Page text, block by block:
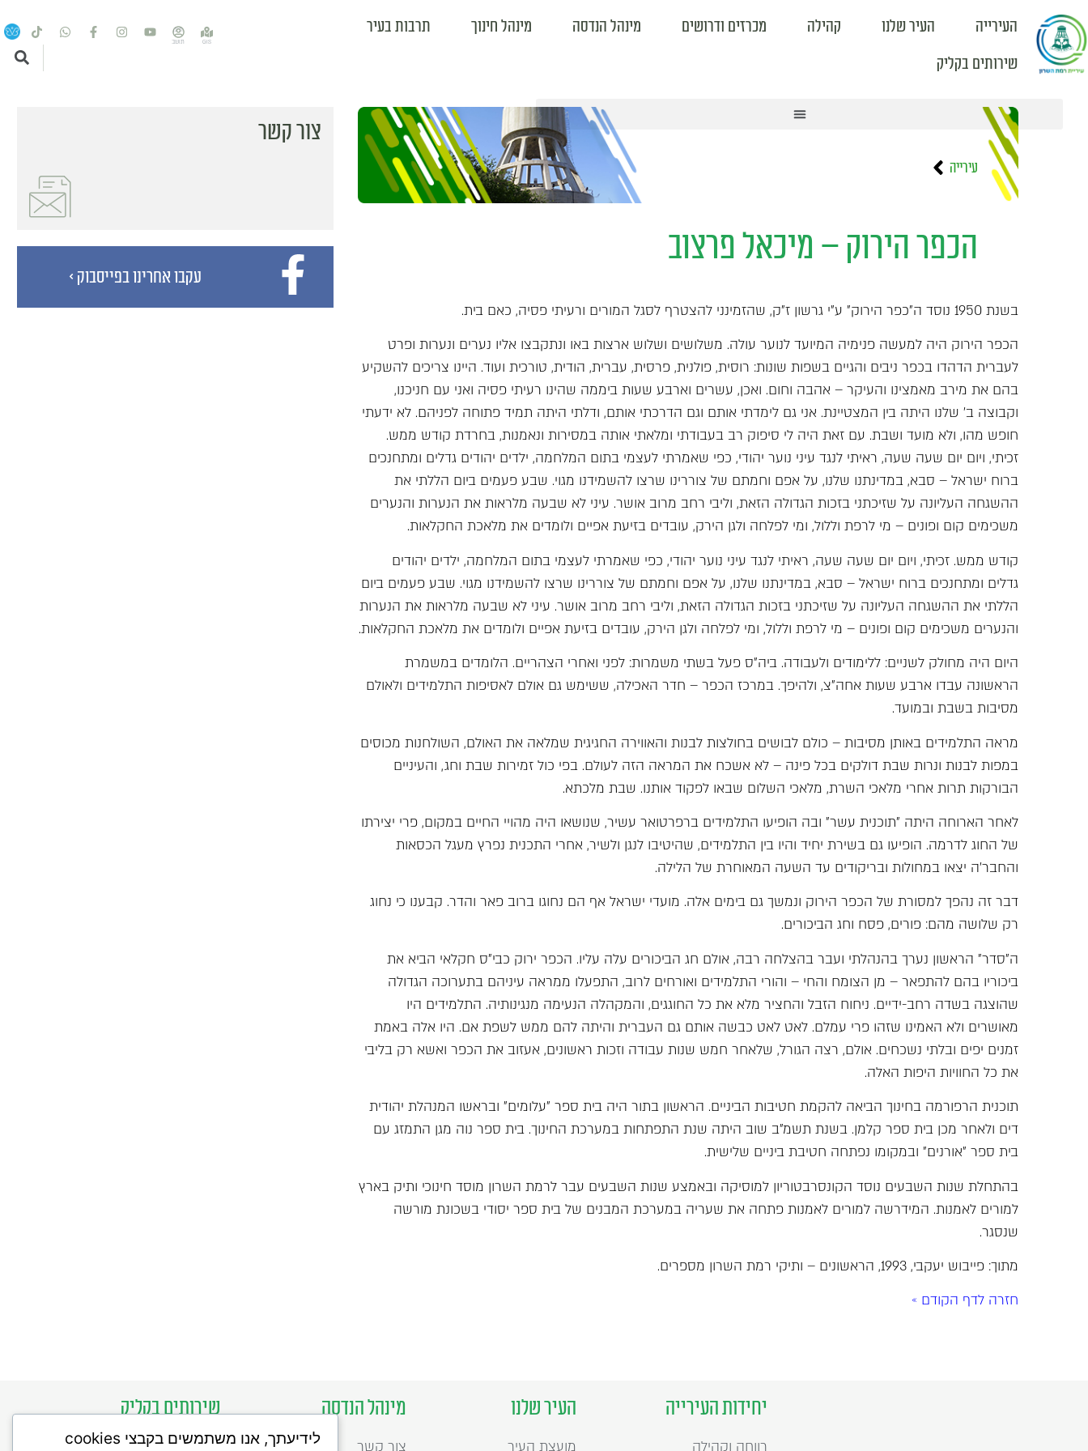
העירייה העיר שלנו קהילה מכרזים ודרושים מינהל הנדסה מינהל חינוך
תרבות בעיר
שירותים בקליק
עירייה
הכפר הירוק – מיכאל פרצוב
בשנת 1950 נוסד ה"כפר הירוק" ע"י גרשון ז"ק, שהזמינני להצטרף לסגל המורים ורעיתי פסיה, כאם בית.
הכפר הירוק היה למעשה פנימיה המיועד לנוער עולה. משלושים ושלוש ארצות באו ונתקבצו אליו נערים ונערות ופרט
לעברית הדהדו בכפר ניבים והגיים בשפות שונות: רוסית, פולנית, פרסית, עברית, הודית, טורכית ועוד. היינו צריכים להשקיע
בהם את מירב מאמצינו והעיקר – אהבה וחום. ואכן, עשרים וארבע שעות ביממה שהינו רעיתי פסיה ואני עם חניכנו,
וקבוצה ב' שלנו היתה בין המצטיינת. אני גם לימדתי אותם וגם הדרכתי אותם, ודלתי היתה תמיד פתוחה לפניהם. לא ידעתי
חופש מהו, ולא מועד ושבת. עם זאת היה לי סיפוק רב בעבודתי ומלאתי אותה במסירות ונאמנות, בחרדת קודש ממש.
זכיתי, ויום יום שעה שעה, ראיתי לנגד עיני נוער יהודי, כפי שאמרתי לעצמי בתום המלחמה, ילדים יהודים גדלים ומתחנכים
ברוח ישראל – סבא, במדינתנו שלנו, על אפם וחמתם של צוררינו שרצו להשמידנו מגוי. שבע פעמים ביום הללתי את
ההשגחה העליונה על שזיכתני בזכות הגדולה הזאת, וליבי רחב מרוב אושר. עיני לא שבעה מלראות את הנערות והנערים
משכימים קום ופונים – מי לרפת וללול, ומי לפלחה ולגן הירק, עובדים בזיעת אפיים ולומדים את מלאכת החקלאות.
קודש ממש. זכיתי, ויום יום שעה שעה, ראיתי לנגד עיני נוער יהודי, כפי שאמרתי לעצמי בתום המלחמה, ילדים יהודים
גדלים ומתחנכים ברוח ישראל – סבא, במדינתנו שלנו, על אפם וחמתם של צוררינו שרצו להשמידנו מגוי. שבע פעמים ביום
הללתי את ההשגחה העליונה על שזיכתני בזכות הגדולה הזאת, וליבי רחב מרוב אושר. עיני לא שבעה מלראות את הנערות
והנערים משכימים קום ופונים – מי לרפת וללול, ומי לפלחה ולגן הירק, עובדים בזיעת אפיים ולומדים את מלאכת החקלאות.
היום היה מחולק לשניים: ללימודים ולעבודה. ביה"ס פעל בשתי משמרות: לפני ואחרי הצהריים. הלומדים במשמרת
הראשונה עבדו ארבע שעות אחה"צ, ולהיפך. במרכז הכפר – חדר האכילה, ששימש גם אולם לאסיפות התלמידים ולאולם
מסיבות בשבת ובמועד.
מראה התלמידים באותן מסיבות – כולם לבושים בחולצות לבנות והאווירה החגיגית שמלאה את האולם, השולחנות מכוסים
במפות לבנות ונרות שבת דולקים בכל פינה – לא אשכח את המראה הזה לעולם. בפי כול זמירות שבת וחג, והעיניים
הבורקות תרות אחרי מלאכי השרת, מלאכי השלום שבאו לפקוד אותנו. שבת מלכתא.
לאחר הארוחה היתה "תוכנית עשר" ובה הופיעו התלמידים ברפרטואר עשיר, שנושאו היה מהויי החיים במקום, פרי יצירתו
של החוג לדרמה. הופיעו גם בשירת יחיד והיו בין התלמידים, שהיטיבו לנגן ולשיר, אחרי התכנית נפרץ מעגל הכסאות
והחבר'ה יצאו במחולות ובריקודים עד השעה המאוחרת של הלילה.
דבר זה נהפך למסורת של הכפר הירוק ונמשך גם בימים אלה. מועדי ישראל אף הם נחוגו ברוב פאר והדר. קבענו כי נחוג
רק שלושה מהם: פורים, פסח וחג הביכורים.
ה"סדר" הראשון נערך בהנהלתי ועבר בהצלחה רבה, אולם חג הביכורים עלה עליו. הכפר ירוק כבי"ס חקלאי הביא את
ביכוריו בהם להתפאר – מן הצומח והחי – והורי התלמידים ואורחים לרוב, התפעלו ממראה עיניהם בתערוכה הגדולה
שהוצגה בשדה רחב-ידיים. ניחוח הזבל והחציר מלא את כל החוגגים, והמקהלה הנעימה מנגינותיה. התלמידים היו
מאושרים ולא האמינו שזהו פרי עמלם. לאט לאט כבשה אותם גם העברית והיתה להם ממש לשפת אם. היו אלה באמת
זמנים יפים ובלתי נשכחים. אולם, רצה הגורל, שלאחר חמש שנות עבודה וזכות ראשונים, אעזוב את הכפר ואשא רק בליבי
את כל החוויות היפות האלה.
תוכנית הרפורמה בחינוך הביאה להקמת חטיבות הביניים. הראשון בתור היה בית ספר "עלומים" ובראשו המנהלת יהודית
דים ולאחר מכן בית ספר קלמן. בשנת תשמ"ב שוב היתה שנת התפתחות במערכת החינוך. בית ספר נוה מגן התמזג עם
בית ספר "אורנים" ובמקומו נפתחה חטיבת ביניים שלישית.
בהתחלת שנות השבעים נוסד הקונסרבטוריון למוסיקה ובאמצע שנות השבעים עבר לרמת השרון מוסד חינוכי ותיק בארץ
למורים לאמנות. המידרשה למורים לאמנות פתחה את שעריה במערכת המבנים של בית ספר יסודי בשכונת מורשה
שנסגר.
מתוך: פייבוש יעקבי, 1993, הראשונים – ותיקי רמת השרון מספרים.
חזרה לדף הקודם »
צור קשר
עקבו אחרינו בפייסבוק >
יחידות העירייה
רווחה וקהילה
העיר שלנו
מועצת העיר
מינהל הנדסה
צור קשר
שירותים בקליק
תשלומים
לידיעתך, אנו משתמשים בקבצי cookies